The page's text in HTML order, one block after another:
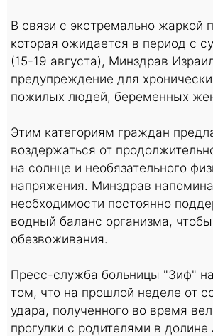
В связи с экстремально жаркой
которая ожидается в период с
(15-19 августа), Минздрав
предупреждение для
пожилых людей, беременных
Этим категориям граждан
воздержаться от
на солнце и необязательного
напряжения. Минздрав
необходимости постоянно
водный баланс организма,
обезвоживания.
Пресс-служба больницы "Зиф"
том, что на прошлой неделе от
удара, полученного во время
прогулки с родителями в долине